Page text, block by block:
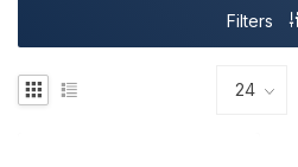
Filters